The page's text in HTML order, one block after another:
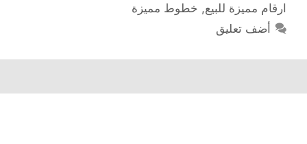
ارقام مميزة للبيع, خطوط مميزة
أضف تعليق